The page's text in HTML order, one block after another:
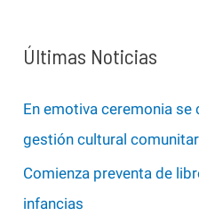
a
p
o
r
:
Últimas Noticias
En emotiva ceremonia se
gestión cultural
Comienza preventa de
infancias